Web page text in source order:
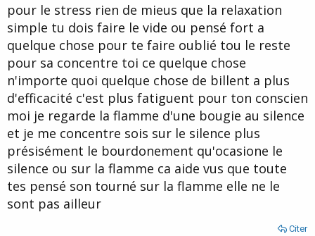
e
pour le stress rien de mieus que la relaxation
simple tu dois faire le vide ou pensé fort a
quelque chose pour te faire oublié tou le reste
pour sa concentre toi ce quelque chose
n'importe quoi quelque chose de billent a plus
d'efficacité c'est plus fatiguent pour ton conscien
moi je regarde la flamme d'une bougie au silence
et je me concentre sois sur le silence plus
présisément le bourdonement qu'ocasione le
silence ou sur la flamme ca aide vus que toute
tes pensé son tourné sur la flamme elle ne le
sont pas ailleur
Citer